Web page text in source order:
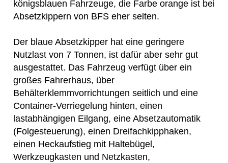
königsblauen Fahrzeuge, die Farbe orange ist bei
Absetzkippern von BFS eher selten.
Der blaue Absetzkipper hat eine geringere
Nutzlast von 7 Tonnen, ist dafür aber sehr gut
ausgestattet. Das Fahrzeug verfügt über ein
großes Fahrerhaus, über
Behälterklemmvorrichtungen seitlich und eine
Container-Verriegelung hinten, einen
lastabhängigen Eilgang, eine Absetzautomatik
(Folgesteuerung), einen Dreifachkipphaken,
einen Heckaufstieg mit Haltebügel,
Werkzeugkasten und Netzkasten,